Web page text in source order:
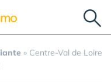
» Centre-Val de Loire